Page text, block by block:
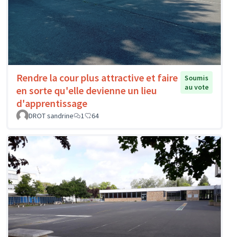
Rendre la cour plus attractive et faire
en sorte qu'elle devienne un lieu
d'apprentissage
Soumis
au vote
DROT sandrine 1 64